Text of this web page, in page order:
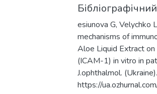
esiunova G, Velychko
mechanisms of
Aloe Liquid Extract
(ICAM-1) in vitro in
J.ophthalmol.
https://